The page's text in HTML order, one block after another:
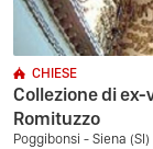
CHIESE
Collezione di ex-
Romituzzo
Poggibonsi - Siena (SI)